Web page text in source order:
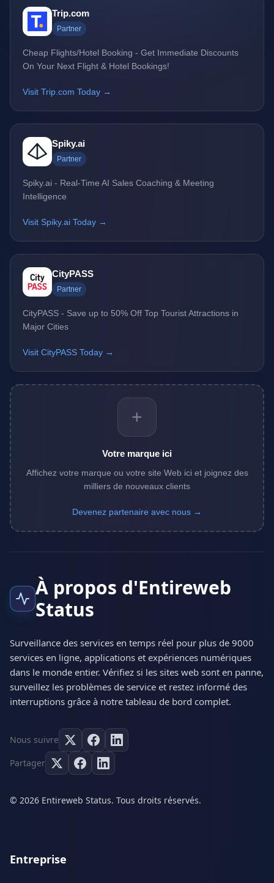
Trip.com
Partner
Cheap Flights/Hotel Booking - Get Immediate Discounts
On Your Next Flight & Hotel Bookings!
Visit Trip.com Today →
Spiky.ai
Partner
Spiky.ai - Real-Time AI Sales Coaching & Meeting
Intelligence
Visit Spiky.ai Today →
CityPASS
Partner
CityPASS - Save up to 50% Off Top Tourist Attractions in
Major Cities
Visit CityPASS Today →
+
Votre marque ici
Affichez votre marque ou votre site Web ici et joignez des
milliers de nouveaux clients
Devenez partenaire avec nous →
À propos d'Entireweb
Status
Surveillance des services en temps réel pour plus de 9000
services en ligne, applications et expériences numériques
dans le monde entier. Vérifiez si les sites web sont en panne,
surveillez les problèmes de service et restez informé des
interruptions grâce à notre tableau de bord complet.
Nous suivre
Partager
© 2026 Entireweb Status. Tous droits réservés.
Entreprise